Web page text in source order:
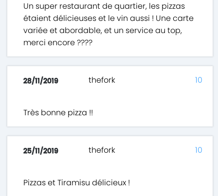
Un super restaurant de quartier, les pizzas
étaient délicieuses et le vin aussi ! Une carte
variée et abordable, et un service au top,
merci encore ????
28/11/2019 thefork
Très bonne pizza !!
10
25/11/2019 thefork
Pizzas et Tiramisu délicieux !
10